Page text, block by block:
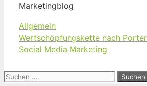
Marketingblog
Kategorien
Allgemein
Wertschöpfungskette nach Porter
Social Media Marketing
Suchen